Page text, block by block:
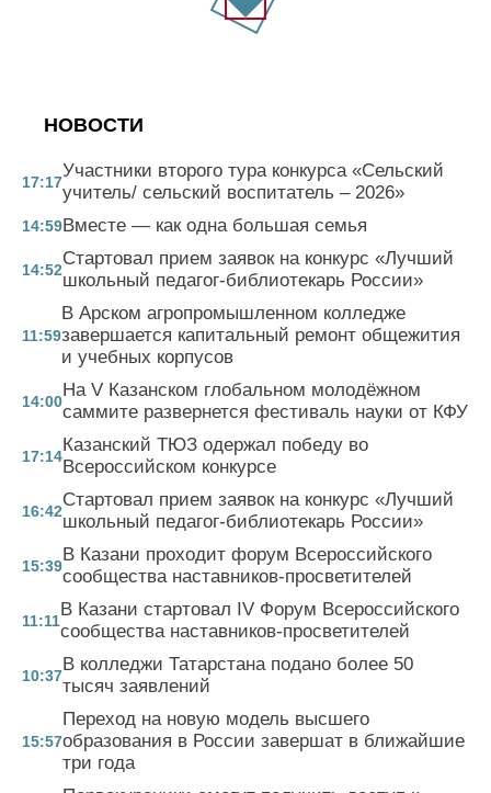
НОВОСТИ
17:17
Участники второго тура конкурса «Сельский
учитель/ сельский воспитатель – 2026»
14:59Вместе — как одна большая семья
14:52
Стартовал прием заявок на конкурс «Лучший
школьный педагог-библиотекарь России»
11:59
В Арском агропромышленном колледже
завершается капитальный ремонт общежития
и учебных корпусов
14:00
На V Казанском глобальном молодёжном
саммите развернется фестиваль науки от КФУ
17:14
Казанский ТЮЗ одержал победу во
Всероссийском конкурсе
16:42
Стартовал прием заявок на конкурс «Лучший
школьный педагог-библиотекарь России»
15:39
В Казани проходит форум Всероссийского
сообщества наставников-просветителей
11:11
В Казани стартовал IV Форум Всероссийского
сообщества наставников-просветителей
10:37
В колледжи Татарстана подано более 50
тысяч заявлений
15:57
Переход на новую модель высшего
образования в России завершат в ближайшие
три года